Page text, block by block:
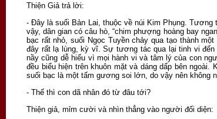
Thiện Giả trả lời:
- Đây là suối Bản Lai, thuộc về núi Kim Phụng.
vậy, dân gian có câu hò, “chim phượng hoàng bay
bạc rất nhỏ, suối Ngọc Tuyền chảy qua tạo thành
đây rất lạ lùng, kỳ vĩ. Sự tương tác qua lại tinh vi
nầy cũng dễ hiểu vì mọi hành vi và tâm lý của con
đều biểu hiện trên khuôn mặt và dáng dấp bên
suối bạc là một tấm gương soi lớn, do vậy nên không
- Thế thì con dã nhân đó từ đâu tới?
Thiện giả, mỉm cười và nhìn thẳng vào người đối diện: